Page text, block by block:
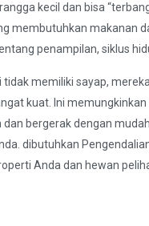
kecil dan bisa
membutuhkan makanan
penampilan, siklus
tidak memiliki sayap,
kuat. Ini
bergerak dengan
dibutuhkan
Anda dan hewan